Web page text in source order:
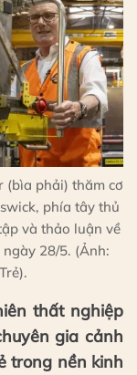
(bìa phải) thăm cơ
phía tây thủ
và thảo luận về
28/5. (Ảnh:
thất nghiệp
gia cảnh
trong nền kinh